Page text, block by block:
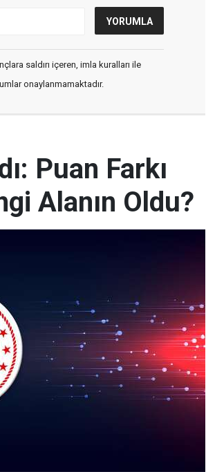
saldırı içeren, imla kuralları ile
onaylanmamaktadır.
Puan Farkı
Alanın Oldu?